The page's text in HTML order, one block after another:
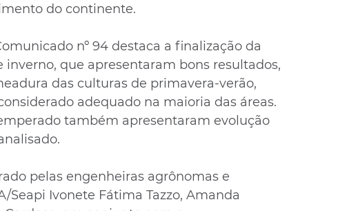
do continente.
nº 94 destaca a finalização da
inverno, que apresentaram bons resultados,
das culturas de primavera-verão,
adequado na maioria das áreas.
também apresentaram evolução
pelas engenheiras agrônomas e
Seapi Ivonete Fátima Tazzo, Amanda